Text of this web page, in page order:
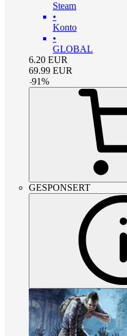
Steam
•
Konto
•
GLOBAL
6.20 EUR
69.99 EUR
-91%
GESPONSERT